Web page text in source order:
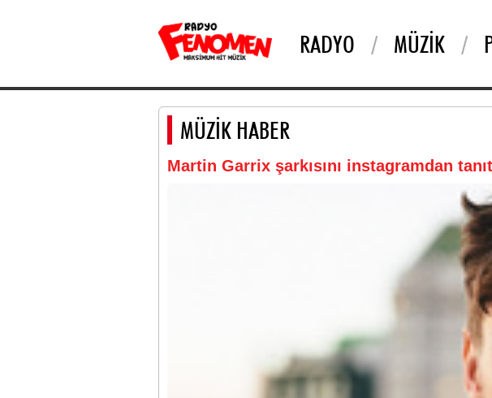
RADYO MÜZIK
MÜZİK HABER
Martin Garrix şarkısını instagramdan